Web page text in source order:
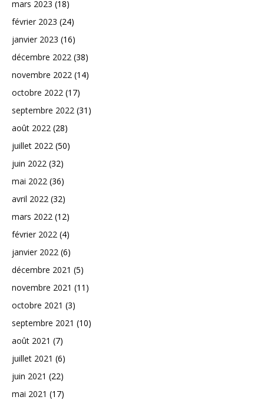
mars 2023 (18)
février 2023 (24)
janvier 2023 (16)
décembre 2022 (38)
novembre 2022 (14)
octobre 2022 (17)
septembre 2022 (31)
août 2022 (28)
juillet 2022 (50)
juin 2022 (32)
mai 2022 (36)
avril 2022 (32)
mars 2022 (12)
février 2022 (4)
janvier 2022 (6)
décembre 2021 (5)
novembre 2021 (11)
octobre 2021 (3)
septembre 2021 (10)
août 2021 (7)
juillet 2021 (6)
juin 2021 (22)
mai 2021 (17)